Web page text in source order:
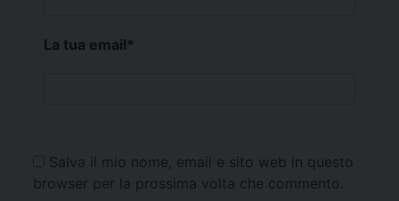
La tua email*
Salva il mio nome, email e sito web in questo
browser per la prossima volta che commento.